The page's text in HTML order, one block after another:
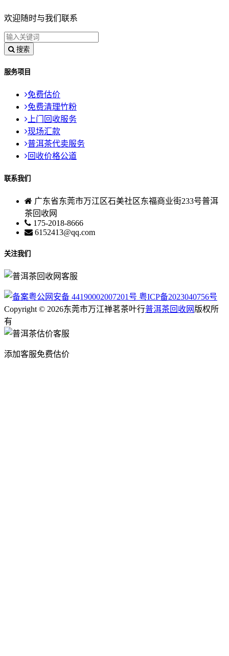
欢迎随时与我们联系
搜索
服务项目
免费估价
免费清理竹粉
上门回收服务
现场汇款
普洱茶代卖服务
回收价格公道
联系我们
广东省东莞市万江区石美社区东福商业街233号普洱
茶回收网
175-2018-8666
6152413@qq.com
关注我们
粤公网安备 44190002007201号 粤ICP备2023040756号
Copyright © 2026东莞市万江禅茗茶叶行普洱茶回收网 版权所
有
添加客服免费估价